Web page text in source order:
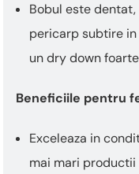
Bobul este dentat,
pericarp subtire
un dry down
Beneficiile pentru
Exceleaza in
mai mari productii